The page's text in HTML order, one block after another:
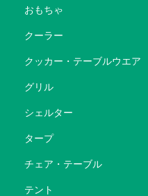
おもちゃ
クーラー
クッカー・テーブルウエア
グリル
シェルター
タープ
チェア・テーブル
テント